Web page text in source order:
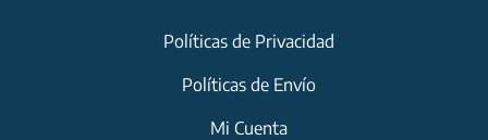
Políticas de Privacidad
Políticas de Envío
Mi Cuenta